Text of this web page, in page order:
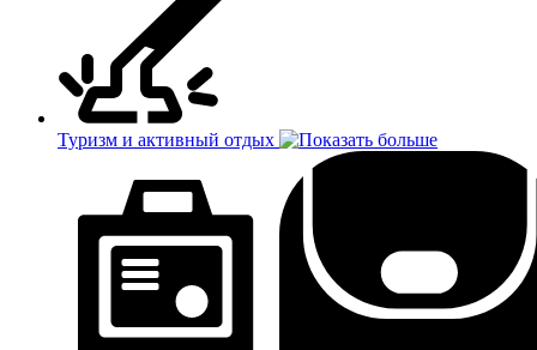
Туризм и активный отдых